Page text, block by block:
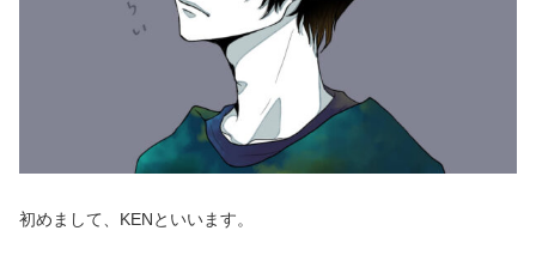
初めまして、KENといいます。